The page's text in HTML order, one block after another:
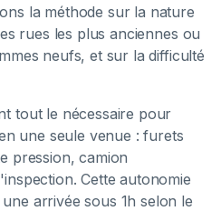
la méthode sur la nature
rues les plus anciennes ou
neufs, et sur la difficulté
tout le nécessaire pour
une seule venue : furets
pression, camion
Cette autonomie
arrivée sous 1h selon le